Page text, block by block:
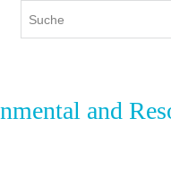
Weiterbildung
and